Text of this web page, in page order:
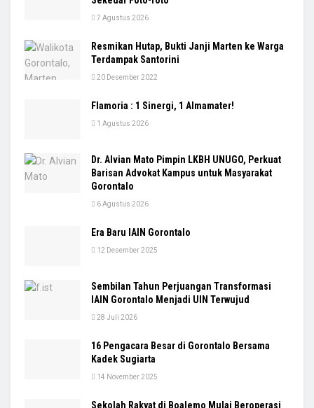
7 Agustus 2026
Resmikan Hutap, Bukti Janji Marten ke Warga
Terdampak Santorini
20 Desember 2022
Flamoria : 1 Sinergi, 1 Almamater!
1 Agustus 2026
Dr. Alvian Mato Pimpin LKBH UNUGO, Perkuat
Barisan Advokat Kampus untuk Masyarakat
Gorontalo
6 Agustus 2026
Era Baru IAIN Gorontalo
12 Desember 2025
Sembilan Tahun Perjuangan Transformasi
IAIN Gorontalo Menjadi UIN Terwujud
28 Juli 2026
16 Pengacara Besar di Gorontalo Bersama
Kadek Sugiarta
14 November 2025
Sekolah Rakyat di Boalemo Mulai Beroperasi